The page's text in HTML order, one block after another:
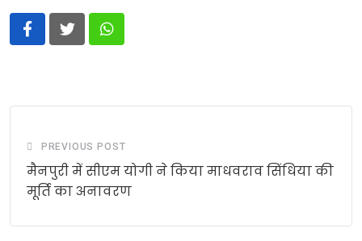
Whatsapp
PREVIOUS POST
मैनपुरी में सीएम योगी ने किया माधवराव सिंधिया की
मूर्ति का अनावरण